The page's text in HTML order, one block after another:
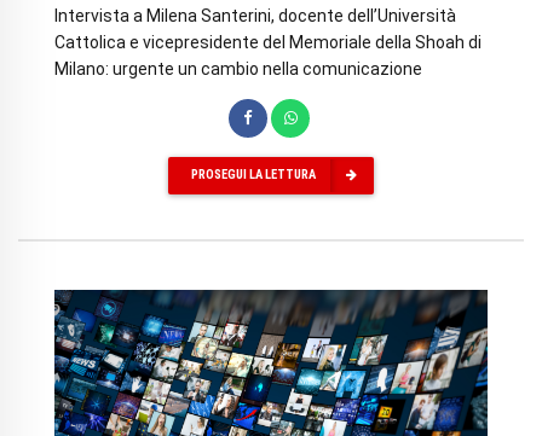
Intervista a Milena Santerini, docente dell’Università
Cattolica e vicepresidente del Memoriale della Shoah di
Milano: urgente un cambio nella comunicazione
PROSEGUI LA LETTURA